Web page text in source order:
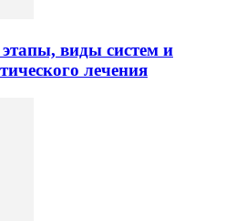
виды систем и
лечения